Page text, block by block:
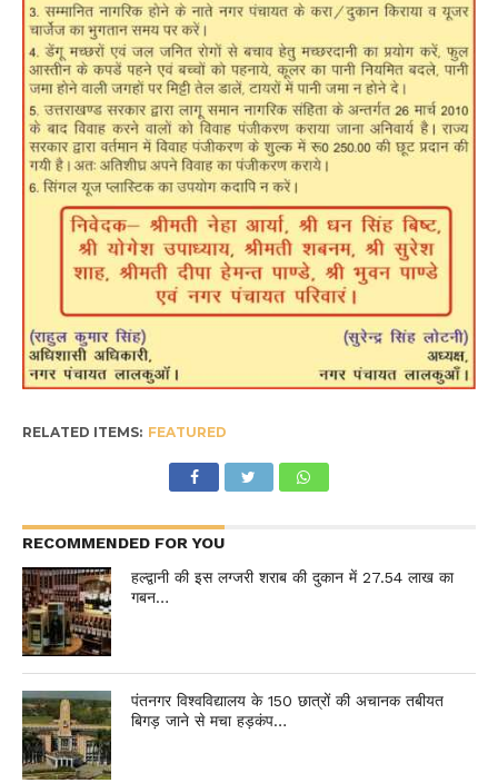
RELATED ITEMS: FEATURED
RECOMMENDED FOR YOU
हल्द्वानी की इस लग्जरी शराब की दुकान में 27.54 लाख का
गबन…
पंतनगर विश्वविद्यालय के 150 छात्रों की अचानक तबीयत
बिगड़ जाने से मचा हड़कंप…